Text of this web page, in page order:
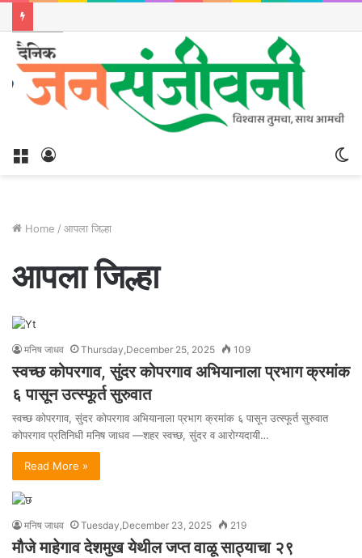
Menu
Home / आपला जिल्हा
आपला जिल्हा
मनिष जाधव Thursday,December 25, 2025 109
स्वच्छ कोपरगाव, सुंदर कोपरगाव अभियानाला प्रभाग क्रमांक
६ पासून उत्स्फूर्त सुरुवात
स्वच्छ कोपरगाव, सुंदर कोपरगाव अभियानाला प्रभाग क्रमांक ६ पासून उत्स्फूर्त सुरुवात
कोपरगाव प्रतिनिधी मनिष जाधव —शहर स्वच्छ, सुंदर व आरोग्यदायी…
Read More »
मनिष जाधव Tuesday,December 23, 2025 219
मौजे माहेगाव देशमुख येथील जप्त वाळू साठ्याचा २९